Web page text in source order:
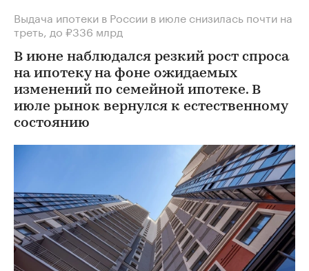
Выдача ипотеки в России в июле снизилась почти на
треть, до ₽336 млрд
В июне наблюдался резкий рост спроса
на ипотеку на фоне ожидаемых
изменений по семейной ипотеке. В
июле рынок вернулся к естественному
состоянию